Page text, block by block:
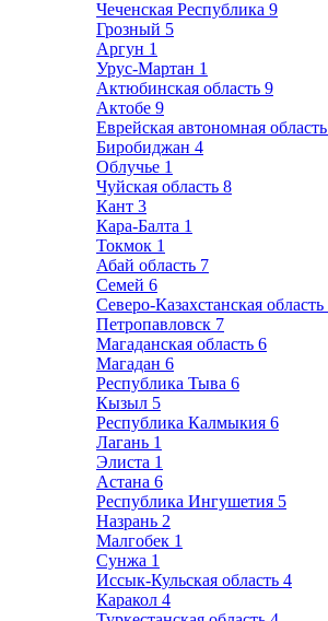
Чеченская Республика 9
Грозный 5
Аргун 1
Урус-Мартан 1
Актюбинская область 9
Актобе 9
Еврейская автономная область
Биробиджан 4
Облучье 1
Чуйская область 8
Кант 3
Кара-Балта 1
Токмок 1
Абай область 7
Семей 6
Северо-Казахстанская область
Петропавловск 7
Магаданская область 6
Магадан 6
Республика Тыва 6
Кызыл 5
Республика Калмыкия 6
Лагань 1
Элиста 1
Астана 6
Республика Ингушетия 5
Назрань 2
Малгобек 1
Сунжа 1
Иссык-Кульская область 4
Каракол 4